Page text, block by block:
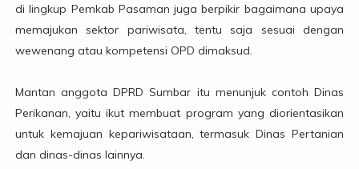
di lingkup Pemkab Pasaman juga berpikir bagaimana upaya
memajukan sektor pariwisata, tentu saja sesuai dengan
wewenang atau kompetensi OPD dimaksud.
Mantan anggota DPRD Sumbar itu menunjuk contoh Dinas
Perikanan, yaitu ikut membuat program yang diorientasikan
untuk kemajuan kepariwisataan, termasuk Dinas Pertanian
dan dinas-dinas lainnya.